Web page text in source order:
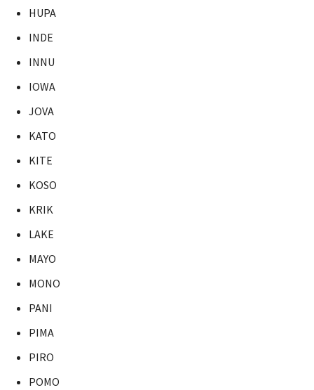
HUPA
INDE
INNU
IOWA
JOVA
KATO
KITE
KOSO
KRIK
LAKE
MAYO
MONO
PANI
PIMA
PIRO
POMO